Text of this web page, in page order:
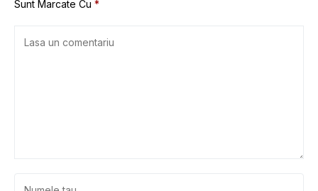
Sunt Marcate Cu *